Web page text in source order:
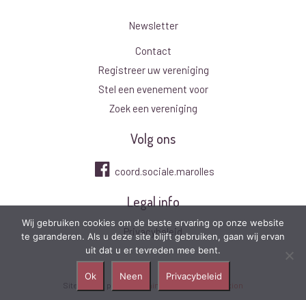
Newsletter
Contact
Registreer uw vereniging
Stel een evenement voor
Zoek een vereniging
Volg ons
coord.sociale.marolles
Legal info
Privacybeleid
Site réalisé par Média Animation Connexion
Wij gebruiken cookies om de beste ervaring op onze website
te garanderen. Als u deze site blijft gebruiken, gaan wij ervan
uit dat u er tevreden mee bent.
Ok Neen Privacybeleid